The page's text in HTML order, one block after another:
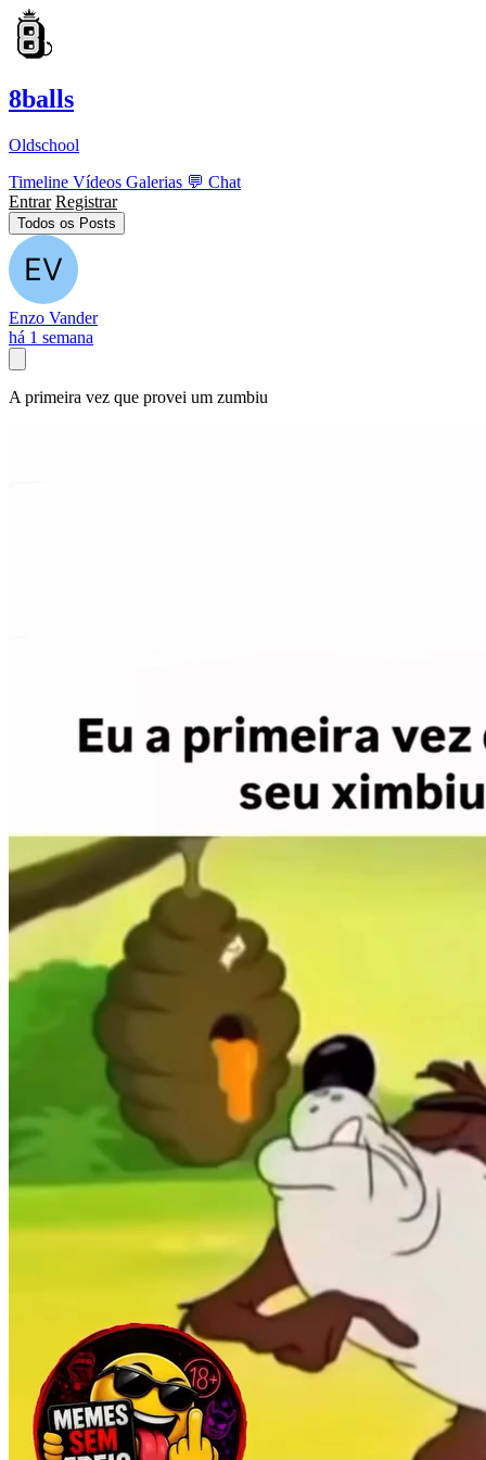
8balls
Oldschool
Timeline Vídeos Galerias 💬 Chat
Entrar Registrar
Todos os Posts
Enzo Vander
há 1 semana
A primeira vez que provei um zumbiu